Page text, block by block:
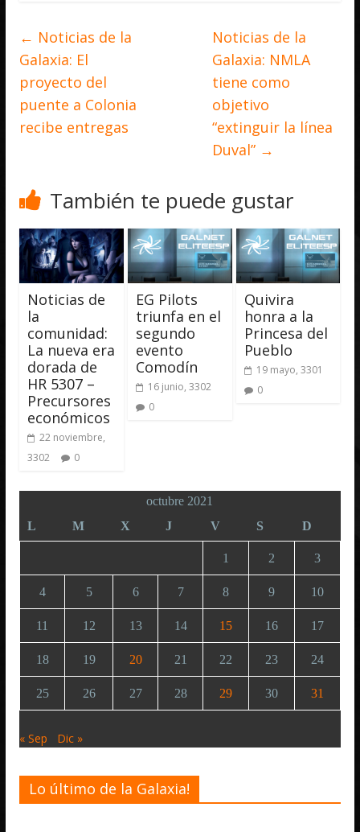
← Noticias de la
Galaxia: El
proyecto del
puente a Colonia
recibe entregas
Noticias de la
Galaxia: NMLA
tiene como
objetivo
“extinguir la línea
Duval” →
También te puede gustar
Noticias de
la
comunidad:
La nueva era
dorada de
HR 5307 –
Precursores
económicos
22 noviembre,
3302
0
EG Pilots
triunfa en el
segundo
evento
Comodín
16 junio, 3302
0
Quivira
honra a la
Princesa del
Pueblo
19 mayo, 3301
0
octubre 2021
L
M X J V S D
1 2 3
4 5 6 7 8 9 10
11 12 13 14 15 16 17
18 19 20 21 22 23 24
25 26 27 28 29 30 31
« Sep Dic »
Lo último de la Galaxia!